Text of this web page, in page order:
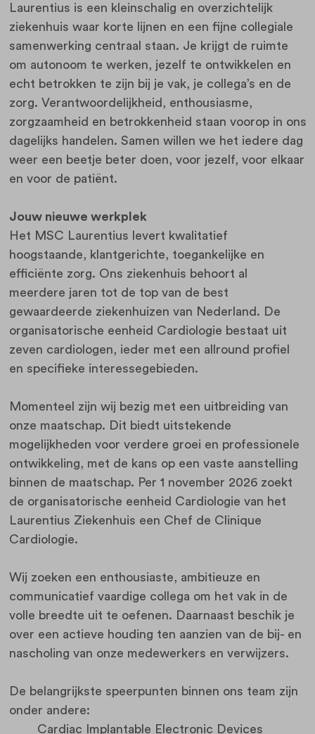
Laurentius is een kleinschalig en overzichtelijk
ziekenhuis waar korte lijnen en een fijne collegiale
samenwerking centraal staan. Je krijgt de ruimte
om autonoom te werken, jezelf te ontwikkelen en
echt betrokken te zijn bij je vak, je collega’s en de
zorg. Verantwoordelijkheid, enthousiasme,
zorgzaamheid en betrokkenheid staan voorop in ons
dagelijks handelen. Samen willen we het iedere dag
weer een beetje beter doen, voor jezelf, voor elkaar
en voor de patiënt.
Jouw nieuwe werkplek
Het MSC Laurentius levert kwalitatief
hoogstaande, klantgerichte, toegankelijke en
efficiënte zorg. Ons ziekenhuis behoort al
meerdere jaren tot de top van de best
gewaardeerde ziekenhuizen van Nederland. De
organisatorische eenheid Cardiologie bestaat uit
zeven cardiologen, ieder met een allround profiel
en specifieke interessegebieden.
Momenteel zijn wij bezig met een uitbreiding van
onze maatschap. Dit biedt uitstekende
mogelijkheden voor verdere groei en professionele
ontwikkeling, met de kans op een vaste aanstelling
binnen de maatschap. Per 1 november 2026 zoekt
de organisatorische eenheid Cardiologie van het
Laurentius Ziekenhuis een Chef de Clinique
Cardiologie.
Wij zoeken een enthousiaste, ambitieuze en
communicatief vaardige collega om het vak in de
volle breedte uit te oefenen. Daarnaast beschik je
over een actieve houding ten aanzien van de bij- en
nascholing van onze medewerkers en verwijzers.
De belangrijkste speerpunten binnen ons team zijn
onder andere:
Cardiac Implantable Electronic Devices